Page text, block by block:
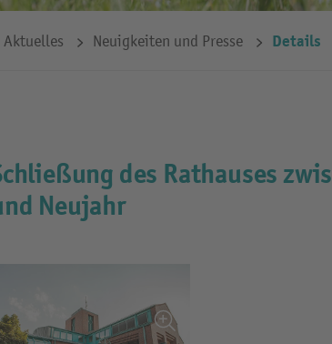
Aktuelles Neuigkeiten und Presse Details
des Rathauses
Neujahr